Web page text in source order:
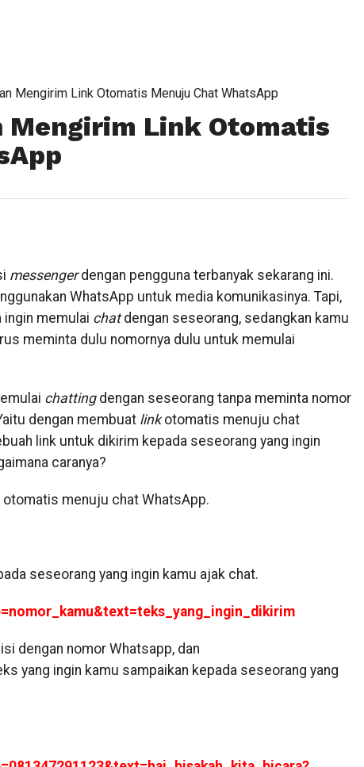
Mengirim Link Otomatis Menuju Chat WhatsApp
Mengirim Link Otomatis
messengerdengan pengguna terbanyak sekarang ini.
WhatsApp untuk media komunikasinya. Tapi,
memulai chatdengan seseorang, sedangkan kamu
meminta dulu nomornya dulu untuk memulai
chattingdengan seseorang tanpa meminta nomor
dengan membuat linkotomatis menuju chat
link untuk dikirim kepada seseorang yang ingin
caranya?
menuju chat WhatsApp.
seseorang yang ingin kamu ajak chat.
dengan nomor Whatsapp, dan
yang ingin kamu sampaikan kepada seseorang yang